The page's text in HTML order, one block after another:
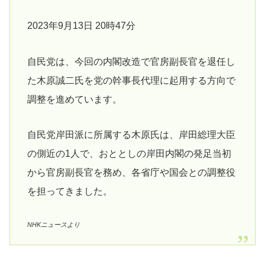
2023年9月13日 20時47分
自民党は、今回の内閣改造で官房副長官を退任し
た木原誠二氏を党の幹事長代理に起用する方向で
調整を進めています。
自民党岸田派に所属する木原氏は、岸田総理大臣
の側近の1人で、おととしの岸田内閣の発足当初
から官房副長官を務め、各省庁や国会との調整役
を担ってきました。
NHKニュースより